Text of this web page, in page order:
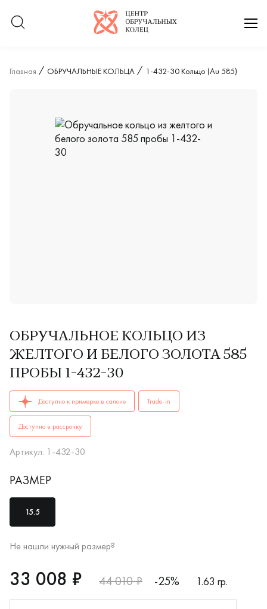
Логотип компании
Главная ОБРУЧАЛЬНЫЕ КОЛЬЦА 1-432-30 Кольцо (Au 585)
ОБРУЧАЛЬНОЕ КОЛЬЦО ИЗ
ЖЕЛТОГО И БЕЛОГО ЗОЛОТА 585
ПРОБЫ 1-432-30
ОБРУЧАЛЬНЫЕ КОЛЬЦА женские 1-432-30 AU 585 купить
Доступно к примерке в салоне Trade-in
Доступно в рассрочку
Артикул: 1-432-30
РАЗМЕР
15.5
Не нашли нужный размер?
RUB
33008
33 008 ₽ 44 010 ₽ -25%
1.63 гр.